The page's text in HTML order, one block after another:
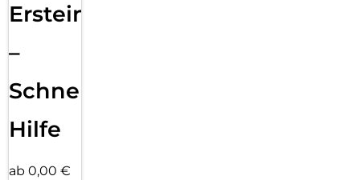
Ersteinrichtung
–
Schnelle
Hilfe
ab 0,00 €